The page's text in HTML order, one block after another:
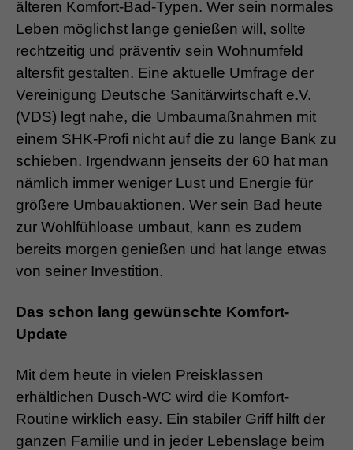
älteren Komfort-Bad-Typen. Wer sein normales
Leben möglichst lange genießen will, sollte
rechtzeitig und präventiv sein Wohnumfeld
altersfit gestalten. Eine aktuelle Umfrage der
Vereinigung Deutsche Sanitärwirtschaft e.V.
(VDS) legt nahe, die Umbaumaßnahmen mit
einem SHK-Profi nicht auf die zu lange Bank zu
schieben. Irgendwann jenseits der 60 hat man
nämlich immer weniger Lust und Energie für
größere Umbauaktionen. Wer sein Bad heute
zur Wohlfühloase umbaut, kann es zudem
bereits morgen genießen und hat lange etwas
von seiner Investition.
Das schon lang gewünschte Komfort-
Update
Mit dem heute in vielen Preisklassen
erhältlichen Dusch-WC wird die Komfort-
Routine wirklich easy. Ein stabiler Griff hilft der
ganzen Familie und in jeder Lebenslage beim